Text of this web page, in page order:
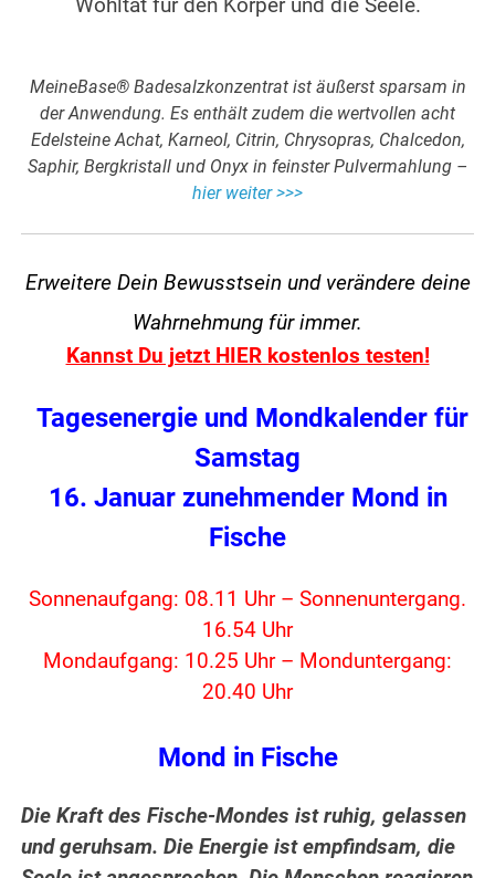
Wohltat für den Körper und die Seele.
MeineBase® Badesalzkonzentrat ist äußerst sparsam in
der Anwendung. Es enthält zudem die wertvollen acht
Edelsteine Achat, Karneol, Citrin, Chrysopras, Chalcedon,
Saphir, Bergkristall und Onyx in feinster Pulvermahlung –
hier weiter >>>
Erweitere Dein Bewusstsein und verändere deine
Wahrnehmung für immer.
Kannst Du jetzt HIER kostenlos testen!
Tagesenergie und Mondkalender für
Samstag
16. Januar zunehmender Mond in
Fische
Sonnenaufgang: 08.11 Uhr – Sonnenuntergang.
16.54 Uhr
Mondaufgang: 10.25 Uhr – Monduntergang:
20.40 Uhr
Mond in Fische
Die Kraft des Fische-Mondes ist ruhig, gelassen
und geruhsam.Die Energie ist empfindsam, die